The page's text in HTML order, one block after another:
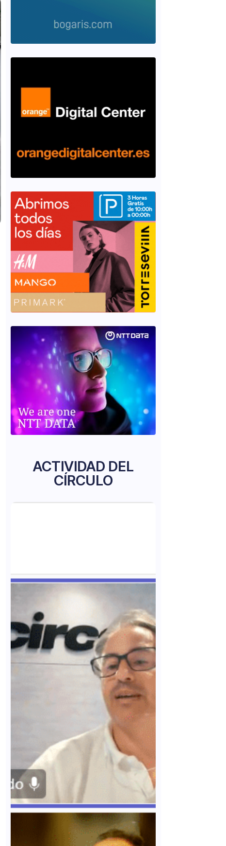
ACTIVIDAD DEL
CÍRCULO